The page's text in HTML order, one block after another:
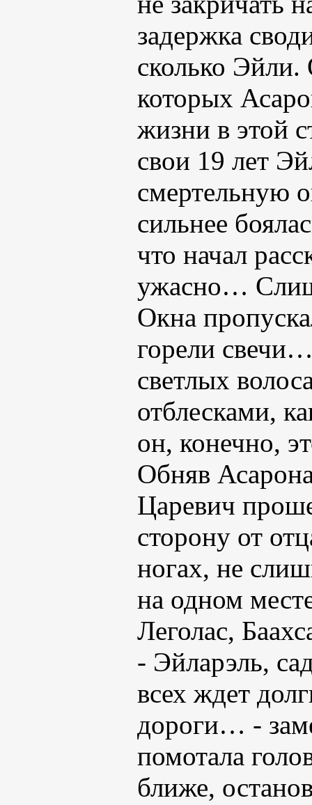
задержка
сколько Эйли.
которых
жизни в этой
свои 19 лет
смертельную
сильнее
что начал
ужасно…
Окна
горели свечи…
светлых
отблесками,
он, конечно,
Обняв
Царевич
сторону от
ногах, не
на одном
Леголас,
- Эйларэль,
всех ждет
дороги… -
помотала
ближе,